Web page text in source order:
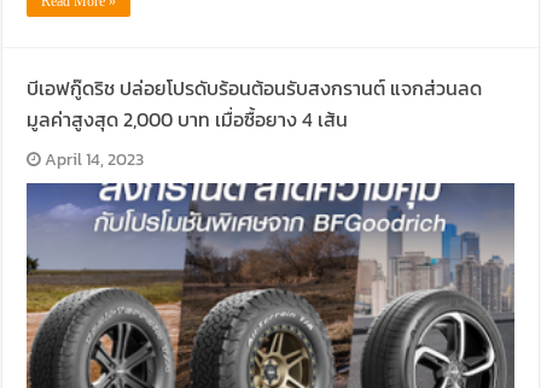
บีเอฟกู๊ดริช ปล่อยโปรดับร้อนต้อนรับสงกรานต์ แจกส่วนลด
มูลค่าสูงสุด 2,000 บาท เมื่อซื้อยาง 4 เส้น
April 14, 2023